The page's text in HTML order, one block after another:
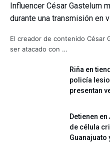
Influencer César Gastelum
durante una transmisión en
El creador de contenido César
ser atacado con …
Riña en
policía
presentan
Detienen
de célula
Guanajuato